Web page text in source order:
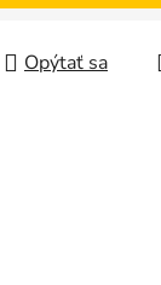
Opýtať sa